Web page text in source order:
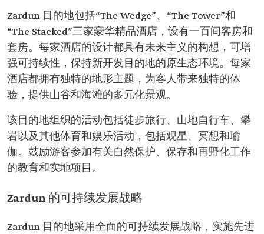
Zardun 目的地包括“The Wedge”、“The Tower”和
“The Stacked”三家豪华精品酒店，设有一百间客房和
套房。每家酒店的设计都具有未来主义的构想，可增
强可持续性，保持新开发目的地的原生态环境。每家
酒店都拥有独特的地形主题，为客人带来独特的体
验，提供山谷和海滩的多元化景观。
该目的地组织的活动包括徒步旅行、山地自行车、攀
岩以及其他体育和娱乐活动，包括观星、冥想和瑜
伽。鼓励游客参加有关自然保护、保存和再野化工作
的教育和实地项目。
Zardun 的可持续发展战略
Zardun 目的地采用全面的可持续发展战略，实施先进